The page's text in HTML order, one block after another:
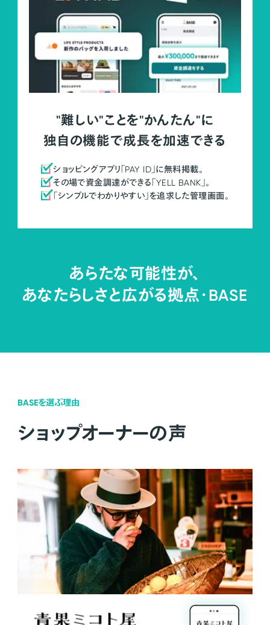
"難しい"ことを"かんたん"に
独自の機能で成長を加速できる
ショッピングアプリ「PAY ID」に無料掲載。
その場で資金調達ができる「YELL BANK」。
「シンプルでわかりやすい」を追求した管理画面。
あらたな可能性が、
あなたらしさと広がる拠点・BASE
BASEを選ぶ理由
ショップオーナーの声